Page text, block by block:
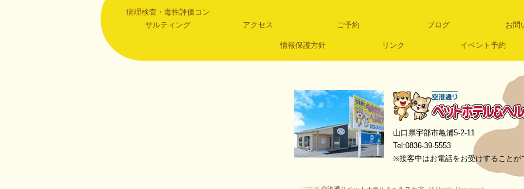
病理検査・毒性評価コン
サルティング
アクセス ご予約 ブログ お問
情報保護方針 リンク イベント予約
空港通りペットホテル＆ヘルスケア
山口県宇部市亀浦5-2-11
Tel:0836-39-5553
※接客中はお電話をお受けすることが